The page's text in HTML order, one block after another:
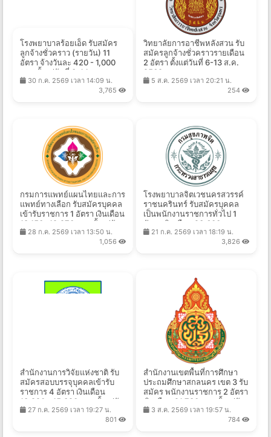
โรงพยาบาลร้อยเอ็ด รับสมัคร
ลูกจ้างชั่วคราว (รายวัน) 11
อัตรา จ้างวันละ 420 - 1,000
บาท ตั้งแต่วันที่ 3-14 ส.ค.
256930 ก.ค. 2569 เวลา 14:09 น.
3,765
วิทยาลัยการอาชีพหลังสวน รับ
สมัครลูกจ้างชั่วคราวรายเดือน
2 อัตรา ตั้งแต่วันที่ 6-13 ส.ค.
2569
5 ส.ค. 2569 เวลา 20:21 น.
254
กรมการแพทย์แผนไทยและการ
แพทย์ทางเลือก รับสมัครบุคคล
เข้ารับราชการ 1 อัตรา เงินเดือน
18,150- 19,970 บาท ตั้งแต่วัน
ที่ 22 ก.ค. - 17 ส.ค. 2569
28 ก.ค. 2569 เวลา 13:50 น.
1,056
โรงพยาบาลจิตเวชนครสวรรค์
ราชนครินทร์ รับสมัครบุคคล
เป็นพนักงานราชการทั่วไป 1
อัตรา เงินเดือน 23,600 บาท
ตั้งแต่วันที่ 27 ก.ค. - 28 ส.ค.
21 ก.ค. 2569 เวลา 18:19 น.
3,826
สำนักงานการวิจัยแห่งชาติ รับ
สมัครสอบบรรจุบุคคลเข้ารับ
ราชการ 4 อัตรา เงินเดือน
13,920 - 15,320 บาท ตั้งแต่วัน
ที่ 6 - 27 ส.ค. 2569
27 ก.ค. 2569 เวลา 19:27 น.
801
สำนักงานเขตพื้นที่การศึกษา
ประถมศึกษาสกลนคร เขต 3 รับ
สมัคร พนักงานราชการ 2 อัตรา
เงินเดือน 21,780 บาท ตั้งแต่วัน
ที่ 10-14 ส.ค. 2569
3 ส.ค. 2569 เวลา 19:57 น.
784